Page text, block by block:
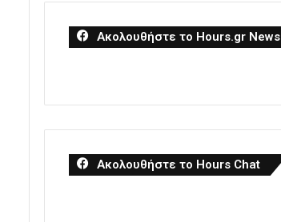
Ακολουθήστε το Hours.gr News
Ακολουθήστε το Hours Chat